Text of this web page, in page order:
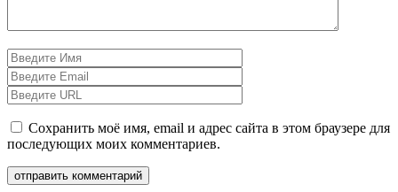
Сохранить моё имя, email и адрес сайта в этом браузере для
последующих моих комментариев.